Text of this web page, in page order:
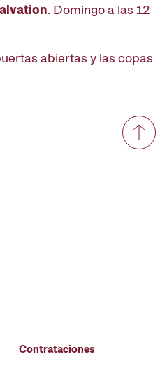
. Domingo a las 12
abiertas y las copas
Contrataciones